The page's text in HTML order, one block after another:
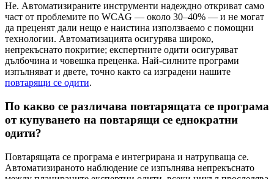
Не. Автоматизираните инструменти надеждно откриват само
част от проблемите по WCAG — около 30–40% — и не могат
да преценят дали нещо е наистина използваемо с помощни
технологии. Автоматизацията осигурява широко,
непрекъснато покритие; експертните одити осигуряват
дълбочина и човешка преценка. Най-силните програми
изпълняват и двете, точно както са изградени нашите
повтарящи се одити.
По какво се различава повтарящата се програма
от купуването на повтарящи се еднократни
одити?
Повтарящата се програма е интегрирана и натрупваща се.
Автоматизираното наблюдение се изпълнява непрекъснато